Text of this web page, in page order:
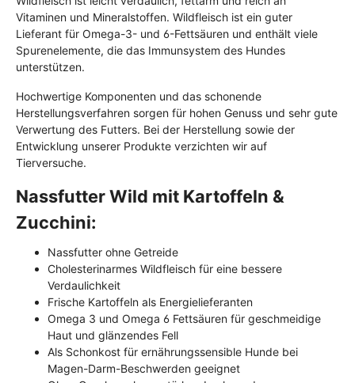
Vitaminen und Mineralstoffen. Wildfleisch ist ein guter
Lieferant für Omega-3- und 6-Fettsäuren und enthält viele
Spurenelemente, die das Immunsystem des Hundes
unterstützen.
Hochwertige Komponenten und das schonende
Herstellungsverfahren sorgen für hohen Genuss und sehr gute
Verwertung des Futters. Bei der Herstellung sowie der
Entwicklung unserer Produkte verzichten wir auf
Tierversuche.
Nassfutter Wild mit Kartoffeln &
Zucchini:
Nassfutter ohne Getreide
Cholesterinarmes Wildfleisch für eine bessere
Verdaulichkeit
Frische Kartoffeln als Energielieferanten
Omega 3 und Omega 6 Fettsäuren für geschmeidige
Haut und glänzendes Fell
Als Schonkost für ernährungssensible Hunde bei
Magen-Darm-Beschwerden geeignet